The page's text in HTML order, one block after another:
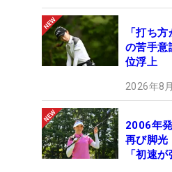
「打ち
の苦手
位浮上
2026年8
2006年
再び脚
「初速